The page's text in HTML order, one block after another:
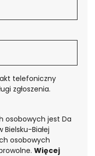
telefoniczny
zgłoszenia.
osobowych jest Da
Bielsku-Białej
osobowych
Więcej